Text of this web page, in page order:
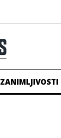
ZANIMLJIVOSTI